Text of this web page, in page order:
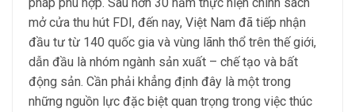
mở cửa thu hút FDI, đến nay, Việt Nam đã tiếp nhận
đầu tư từ 140 quốc gia và vùng lãnh thổ trên thế giới,
dẫn đầu là nhóm ngành sản xuất – chế tạo và bất
động sản. Cần phải khẳng định đây là một trong
những nguồn lực đặc biệt quan trọng trong việc thúc